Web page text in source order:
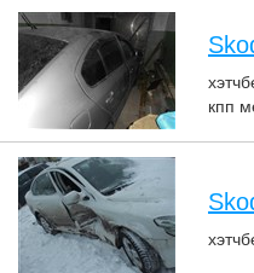
кпп